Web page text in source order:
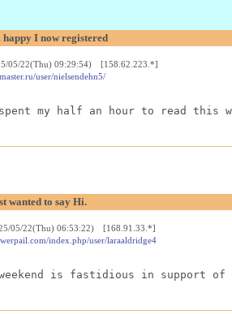
happy I now registered
05/22(Thu) 09:29:54) [158.62.223.*]
user/nielsendehn5/
my half an hour to read
wanted to say Hi.
05/22(Thu) 06:53:22) [168.91.33.*]
index.php/user/laraaldridge4
is fastidious in support of